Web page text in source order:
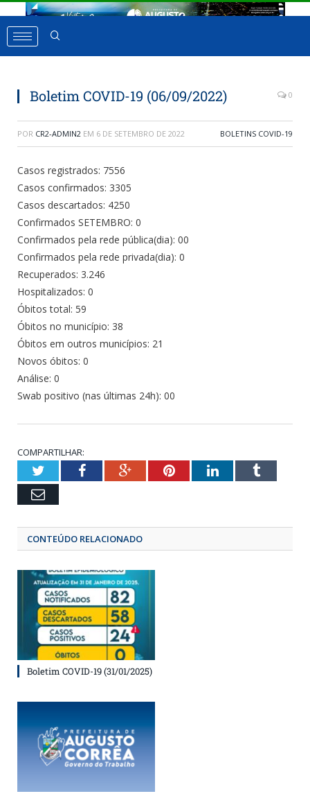
Boletim COVID-19 (06/09/2022) 0
POR CR2-ADMIN2 EM 6 DE SETEMBRO DE 2022 BOLETINS COVID-19
Casos registrados: 7556
Casos confirmados: 3305
Casos descartados: 4250
Confirmados SETEMBRO: 0
Confirmados pela rede pública(dia): 00
Confirmados pela rede privada(dia): 0
Recuperados: 3.246
Hospitalizados: 0
Óbitos total: 59
Óbitos no município: 38
Óbitos em outros municípios: 21
Novos óbitos: 0
Análise: 0
Swab positivo (nas últimas 24h): 00
COMPARTILHAR:
TwitterFacebookGoogle+Pinterest
LinkedIn
Email
CONTEÚDO RELACIONADO
Boletim COVID-19 (31/01/2025)